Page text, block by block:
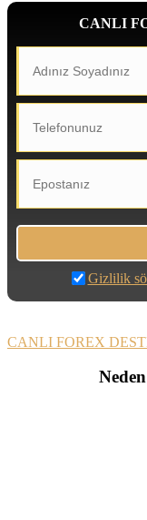
CANLI
Gizlilik
CANLI FOREX